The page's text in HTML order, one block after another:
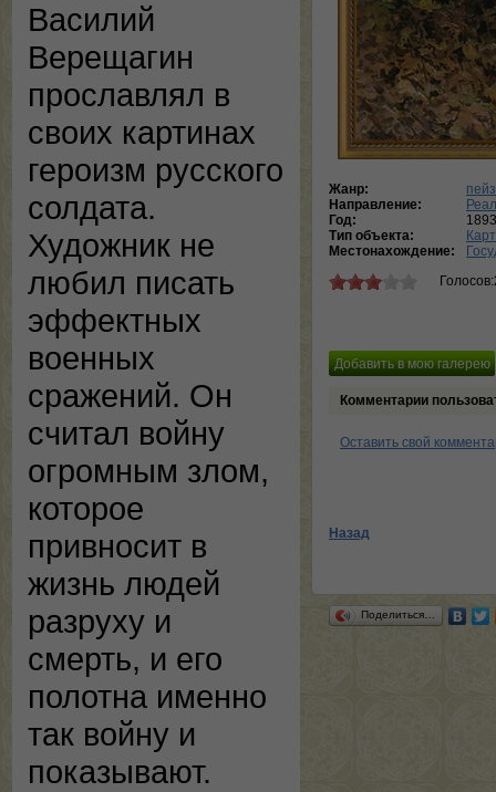
Василий
Верещагин
прославлял в
своих картинах
героизм русского
солдата.
Художник не
любил писать
эффектных
военных
сражений. Он
считал войну
огромным злом,
которое
привносит в
жизнь людей
разруху и
смерть, и его
полотна именно
так войну и
показывают.
Жанр:
Направление:
Год:
1893
Тип объекта:
Местонахождение:
Комментарии
Оставить свой
Назад
Поделиться…